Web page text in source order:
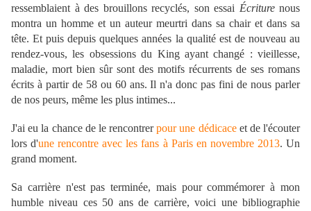
ressemblaient à des brouillons recyclés, son essai Écriturenous
montra un homme et un auteur meurtri dans sa chair et dans sa
tête. Et puis depuis quelques années la qualité est de nouveau au
rendez-vous, les obsessions du King ayant changé : vieillesse,
maladie, mort bien sûr sont des motifs récurrents de ses romans
écrits à partir de 58 ou 60 ans. Il n'a donc pas fini de nous parler
de nos peurs, même les plus intimes...
J'ai eu la chance de le rencontrerpour une dédicaceet de l'écouter
lors d'une rencontre avec les fans à Paris en novembre 2013. Un
grand moment.
Sa carrière n'est pas terminée, mais pour commémorer à mon
humble niveau ces 50 ans de carrière, voici une bibliographie